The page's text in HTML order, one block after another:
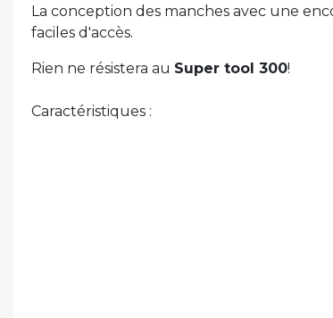
La conception des manches avec une
faciles d'accès.
Rien ne résistera au Super tool 300!
Caractéristiques :